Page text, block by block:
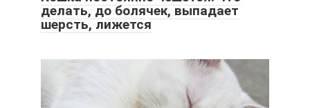
делать, до болячек, выпадает
шерсть, лижется